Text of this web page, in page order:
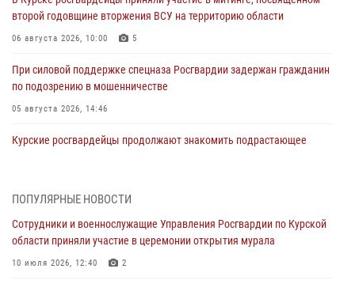
второй годовщине вторжения ВСУ на территорию области
06 августа 2026, 10:00 5
При силовой поддержке спецназа Росгвардии задержан гражданин
по подозрению в мошенничестве
05 августа 2026, 14:46
Курские росгвардейцы продолжают знакомить подрастающее
оздоровительных лагерях
05 августа 2026, 09:51
ПОПУЛЯРНЫЕ НОВОСТИ
Сотрудники и военнослужащие Управления Росгвардии по Курской
области приняли участие в церемонии открытия мурала
10 июля 2026, 12:40 2